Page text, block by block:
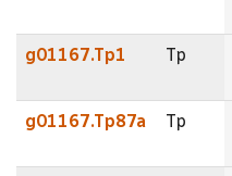
g01167.Tp1 Tp
g01167.Tp87a Tp